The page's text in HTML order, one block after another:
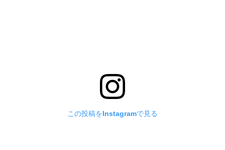
この投稿をInstagramで見る